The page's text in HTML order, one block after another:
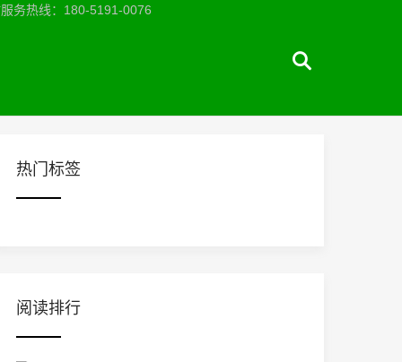
务热线：180-5191-0076
热门标签
阅读排行